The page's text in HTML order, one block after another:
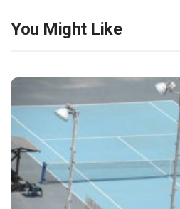
You Might Like